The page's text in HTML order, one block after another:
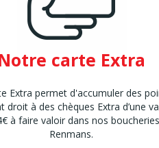
carte Extra
Extra permet d'accumuler des
droit à des chèques Extra d’une
à faire valoir dans nos boucheries
Renmans.